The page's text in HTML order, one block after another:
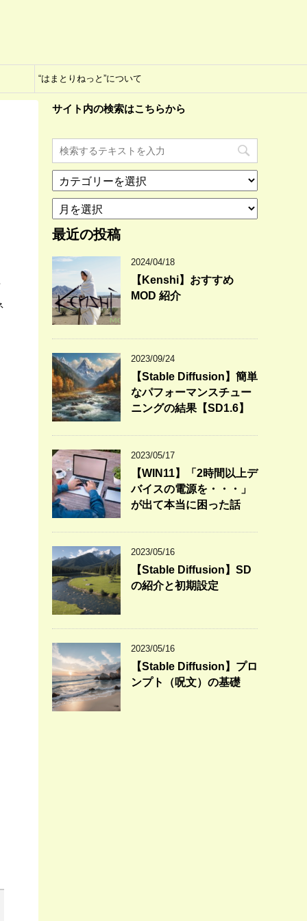
“はまとりねっと”について
サイト内の検索はこちらから
テ
ゴ
リ
ー
ア
ー
カ
ブ
最近の投稿
2024/04/18
【Kenshi】おすすめ
MOD 紹介
2023/09/24
【Stable Diffusion】簡単
なパフォーマンスチュー
ニングの結果【SD1.6】
2023/05/17
【WIN11】「2時間以上デ
バイスの電源を・・・」
が出て本当に困った話
2023/05/16
【Stable Diffusion】SD
の紹介と初期設定
2023/05/16
【Stable Diffusion】プロ
ンプト（呪文）の基礎